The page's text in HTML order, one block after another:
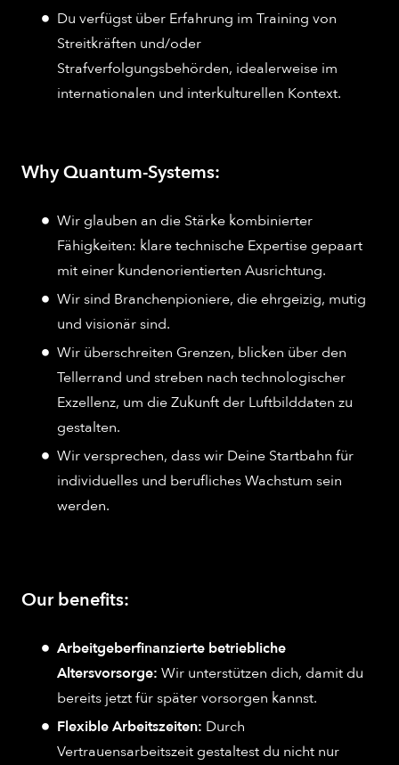
Du verfügst über Erfahrung im Training von
Streitkräften und/oder
Strafverfolgungsbehörden, idealerweise im
internationalen und interkulturellen Kontext.
Why Quantum-Systems:
Wir glauben an die Stärke kombinierter
Fähigkeiten: klare technische Expertise gepaart
mit einer kundenorientierten Ausrichtung.
Wir sind Branchenpioniere, die ehrgeizig, mutig
und visionär sind.
Wir überschreiten Grenzen, blicken über den
Tellerrand und streben nach technologischer
Exzellenz, um die Zukunft der Luftbilddaten zu
gestalten.
Wir versprechen, dass wir Deine Startbahn für
individuelles und berufliches Wachstum sein
werden.
Our benefits:
Arbeitgeberfinanzierte betriebliche
Altersvorsorge: Wir unterstützen dich, damit du
bereits jetzt für später vorsorgen kannst.
Flexible Arbeitszeiten: Durch
Vertrauensarbeitszeit gestaltest du nicht nur